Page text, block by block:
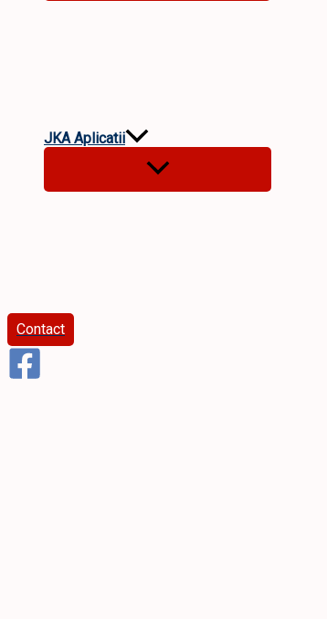
JKA Aplicatii
Contact